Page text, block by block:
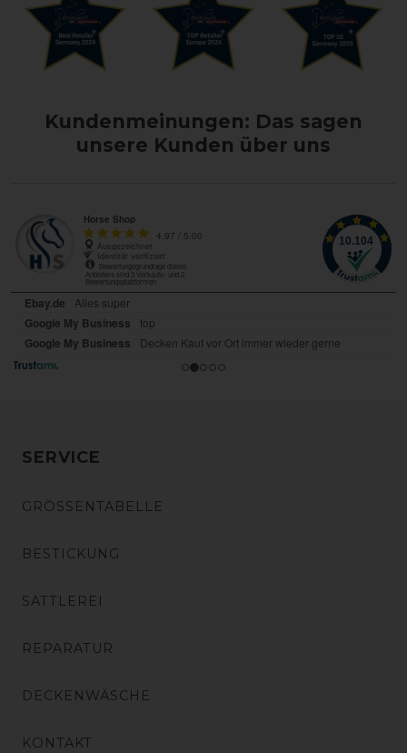
Kundenmeinungen: Das sagen
unsere Kunden über uns
SERVICE
GRÖSSENTABELLE
BESTICKUNG
SATTLEREI
REPARATUR
DECKENWÄSCHE
KONTAKT